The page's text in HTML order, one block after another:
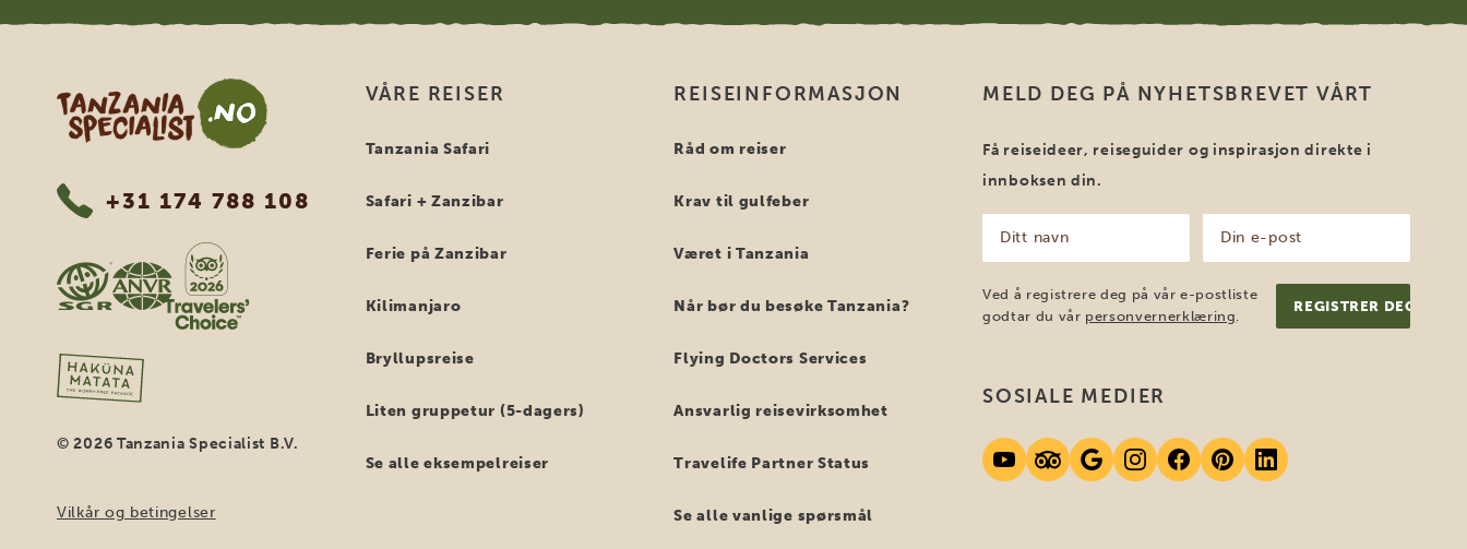
Tanzania Specialist
+31 174 788 108
© 2026 Tanzania Specialist B.V.
Vilkår og betingelser
VÅRE REISER
Tanzania Safari
Safari + Zanzibar
Ferie på Zanzibar
Kilimanjaro
Bryllupsreise
Liten gruppetur (5-dagers)
Se alle eksempelreiser
REISEINFORMASJON
Råd om reiser
Krav til gulfeber
Været i Tanzania
Når bør du besøke Tanzania?
Flying Doctors Services
Ansvarlig reisevirksomhet
Travelife Partner Status
Se alle vanlige spørsmål
MELD DEG PÅ NYHETSBREVET VÅRT
Få reiseideer, reiseguider og inspirasjon direkte i
innboksen din.
navn
(Påkrevd)
post
(Påkrevd)
Ved å registrere deg på vår e-postliste
godtar du vår personvernerklæring.
SOSIALE MEDIER